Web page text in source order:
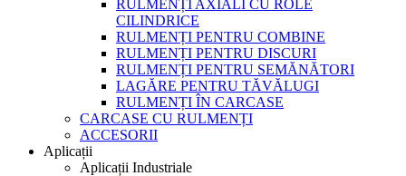
RULMENȚI AXIALI CU ROLE
CILINDRICE
RULMENȚI PENTRU COMBINE
RULMENȚI PENTRU DISCURI
RULMENȚI PENTRU SEMĂNĂTORI
LAGĂRE PENTRU TĂVĂLUGI
RULMENȚI ÎN CARCASE
CARCASE CU RULMENȚI
ACCESORII
Aplicații
Aplicații Industriale